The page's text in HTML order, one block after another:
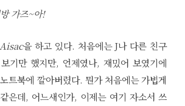
가즈~아!
Aisac을 하고 있다. 처음에는 J나 다른 친구
기만 했지만, 언제였나, 재밌어 보였기에
트북에 깔아버렸다. 뭔가 처음에는 가볍게
은데, 어느새인가, 이제는 여기 자소서 쓰